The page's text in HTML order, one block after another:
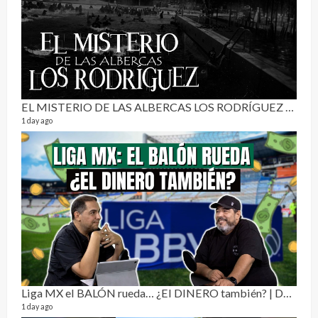
1 day ago
Liga MX el BALÓN rueda… ¿El DINERO también? | Dos Sin Cebolla 🎙️
1 day ago